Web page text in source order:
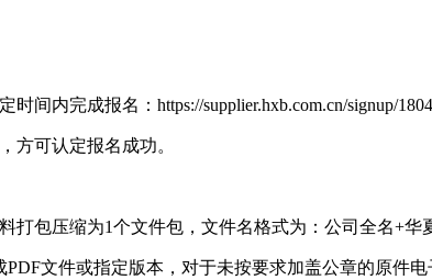
间内完成报名：https://supplier.hxb.com.cn/signup/
方可认定报名成功。
打包压缩为1个文件包，文件名格式为：公司全名+华
PDF文件或指定版本，对于未按要求加盖公章的原件